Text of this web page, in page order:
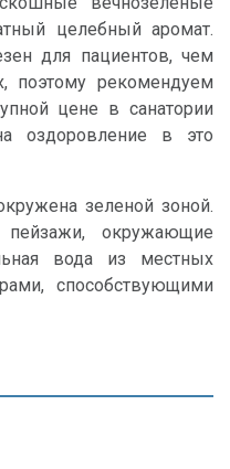
целебный аромат.
для пациентов, чем
поэтому рекомендуем
цене в санатории
оздоровление в это
зеленой зоной.
окружающие
вода из местных
способствующими